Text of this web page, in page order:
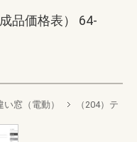
品価格表） 64-
窓（電動）
（204）テ